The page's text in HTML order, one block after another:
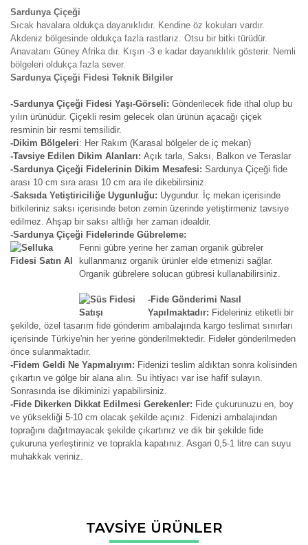
Sardunya Çiçeği
Sıcak havalara oldukça dayanıklıdır. Kendine öz kokuları vardır.
Akdeniz bölgesinde oldukça fazla rastlarız. Otsu bir bitki türüdür.
Anavatanı Güney Afrika dır. Kışın -3 e kadar dayanıklılık gösterir. Nemli
bölgeleri oldukça fazla sever.
Sardunya Çiçeği Fidesi Teknik Bilgiler
-Sardunya Çiçeği Fidesi Yaşı-Görseli: Gönderilecek fide ithal olup bu
yılın ürünüdür. Çiçekli resim gelecek olan ürünün açacağı çiçek
resminin bir resmi temsilidir.
-Dikim Bölgeleri: Her Rakım (Karasal bölgeler de iç mekan)
-Tavsiye Edilen Dikim Alanları: Açık tarla, Saksı, Balkon ve Teraslar
-Sardunya Çiçeği Fidelerinin Dikim Mesafesi: Sardunya Çiçeği fide
arası 10 cm sıra arası 10 cm ara ile dikebilirsiniz.
-Saksıda Yetiştiriciliğe Uygunluğu: Uygundur. İç mekan içerisinde
bitkileriniz saksı içerisinde beton zemin üzerinde yetiştirmeniz tavsiye
edilmez. Ahşap bir saksı altlığı her zaman idealdir.
-Sardunya Çiçeği Fidelerinde Gübreleme:
Fenni gübre yerine her zaman organik gübreler
kullanmanız organik ürünler elde etmenizi sağlar.
Organik gübrelere solucan gübresi kullanabilirsiniz.
-Fide Gönderimi Nasıl
Yapılmaktadır: Fideleriniz etiketli bir
şekilde, özel tasarım fide gönderim ambalajında kargo teslimat sınırları
içerisinde Türkiye'nin her yerine gönderilmektedir. Fideler gönderilmeden
önce sulanmaktadır.
-Fidem Geldi Ne Yapmalıyım: Fidenizi teslim aldıktan sonra kolisinden
çıkartın ve gölge bir alana alın. Su ihtiyacı var ise hafif sulayın.
Sonrasında ise dikiminizi yapabilirsiniz.
-Fide Dikerken Dikkat Edilmesi Gerekenler: Fide çukurunuzu en, boy
ve yüksekliği 5-10 cm olacak şekilde açınız. Fidenizi ambalajından
toprağını dağıtmayacak şekilde çıkartınız ve dik bir şekilde fide
çukuruna yerleştiriniz ve toprakla kapatınız. Asgari 0,5-1 litre can suyu
muhakkak veriniz.
Bu ürünün fiyat bilgisi, resim, ürün açıklamalarında ve diğer
konularda yetersiz gördüğünüz noktaları öneri formunu
TAVSİYE ÜRÜNLER